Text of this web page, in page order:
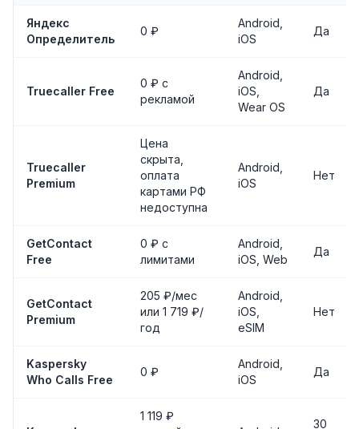
Яндекс
Определитель
0 ₽
Android,
iOS
Да
Truecaller Free
0 ₽ с
рекламой
Android,
iOS,
Wear OS
Да
Truecaller
Premium
Цена
скрыта,
оплата
картами РФ
недоступна
Android,
iOS
Нет
GetContact
Free
0 ₽ с
лимитами
Android,
iOS, Web
Да
GetContact
Premium
205 ₽/мес
или 1 719 ₽/
год
Android,
iOS,
eSIM
Нет
Kaspersky
Who Calls Free
0 ₽
Android,
iOS
Да
1 119 ₽
30